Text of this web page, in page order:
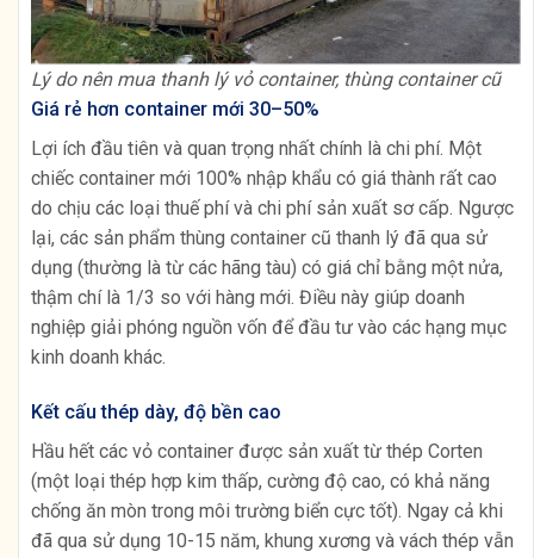
Lý do nên mua thanh lý vỏ container, thùng container cũ
Giá rẻ hơn container mới 30–50%
Lợi ích đầu tiên và quan trọng nhất chính là chi phí. Một
chiếc container mới 100% nhập khẩu có giá thành rất cao
do chịu các loại thuế phí và chi phí sản xuất sơ cấp. Ngược
lại, các sản phẩm thùng container cũ thanh lý đã qua sử
dụng (thường là từ các hãng tàu) có giá chỉ bằng một nửa,
thậm chí là 1/3 so với hàng mới. Điều này giúp doanh
nghiệp giải phóng nguồn vốn để đầu tư vào các hạng mục
kinh doanh khác.
Kết cấu thép dày, độ bền cao
Hầu hết các vỏ container được sản xuất từ thép Corten
(một loại thép hợp kim thấp, cường độ cao, có khả năng
chống ăn mòn trong môi trường biển cực tốt). Ngay cả khi
đã qua sử dụng 10-15 năm, khung xương và vách thép vẫn